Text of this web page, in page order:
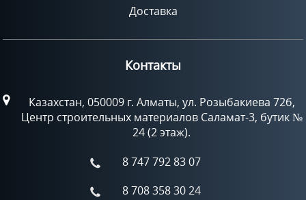
Доставка
Контакты
Казахстан, 050009 г. Алматы, ул. Розыбакиева 72б,
Центр строительных материалов Саламат-3, бутик №
24 (2 этаж).
8 747 792 83 07
8 708 358 30 24